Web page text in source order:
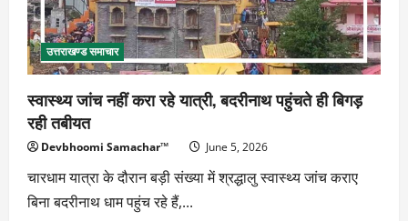
उत्तराखण्ड समाचार
स्वास्थ्य जांच नहीं करा रहे यात्री, बदरीनाथ पहुंचते ही बिगड़
रही तबीयत
Devbhoomi Samachar™ June 5, 2026
चारधाम यात्रा के दौरान बड़ी संख्या में श्रद्धालु स्वास्थ्य जांच कराए
बिना बदरीनाथ धाम पहुंच रहे हैं,...